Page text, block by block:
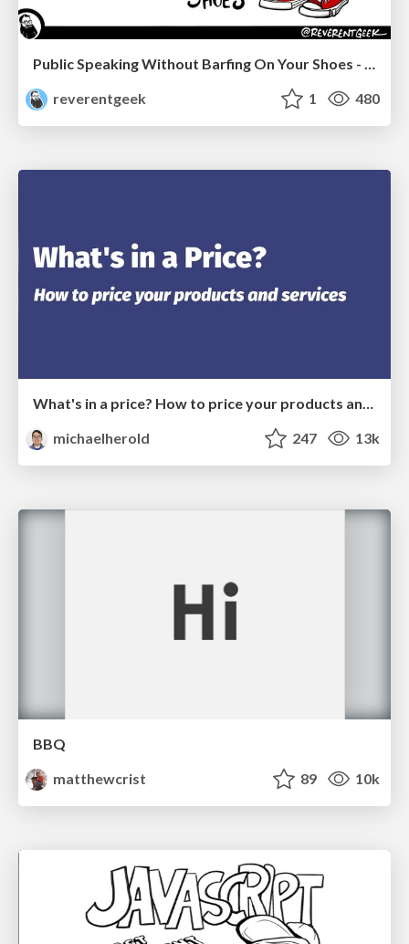
Public Speaking Without Barfing On Your Shoes - THAT 2023
reverentgeek
1 480
What's in a price? How to price your products and services
michaelherold
247 13k
BBQ
matthewcrist
89 10k